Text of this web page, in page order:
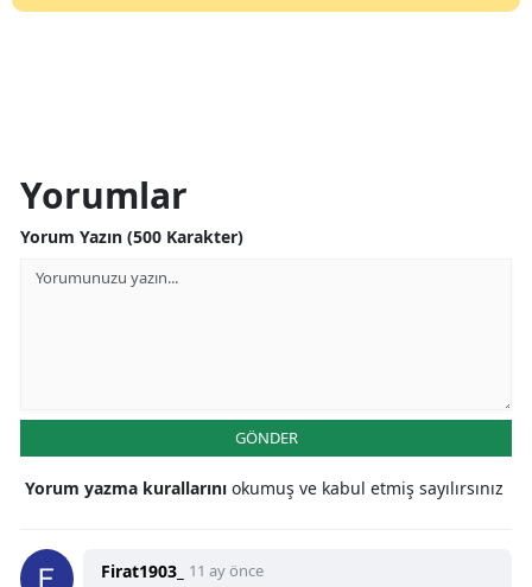
Yorumlar
Yorum Yazın (500 Karakter)
GÖNDER
Yorum yazma kurallarını okumuş ve kabul etmiş sayılırsınız
Firat1903_ 11 ay önce